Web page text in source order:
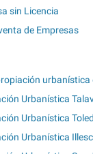
sin Licencia
de Empresas
urbanística
Urbanística
Urbanística
Urbanística